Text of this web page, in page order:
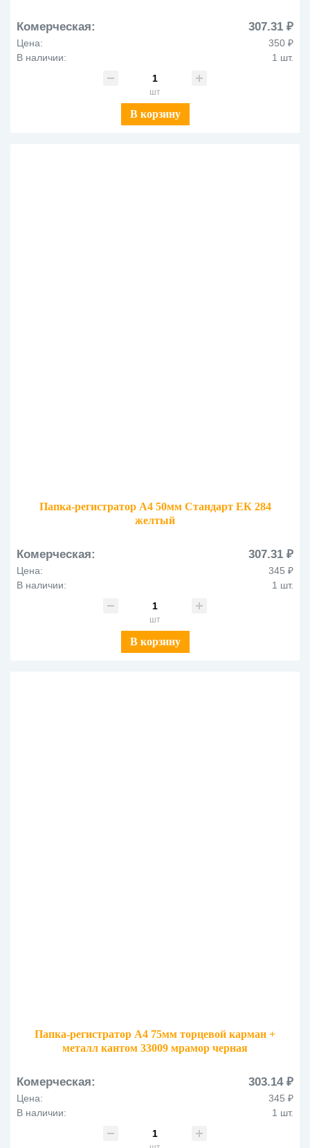
Комерческая: 307.31 ₽
Цена:
350 ₽
В наличии:
1 шт.
шт
В корзину
Папка-регистратор А4 50мм Стандарт ЕК 284
желтый
Комерческая: 307.31 ₽
Цена:
345 ₽
В наличии:
1 шт.
шт
В корзину
Папка-регистратор А4 75мм торцевой карман +
металл кантом 33009 мрамор черная
Комерческая: 303.14 ₽
Цена:
345 ₽
В наличии:
1 шт.